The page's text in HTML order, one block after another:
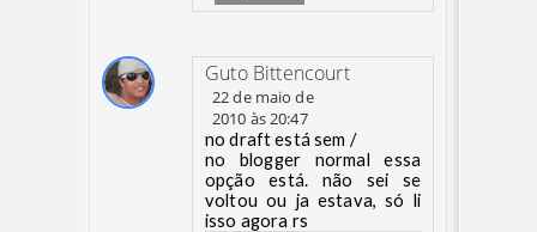
Guto Bittencourt
22 de maio de
2010 às 20:47
no draft está sem /
no blogger normal essa
opção está. não sei se
voltou ou ja estava, só li
isso agora rs